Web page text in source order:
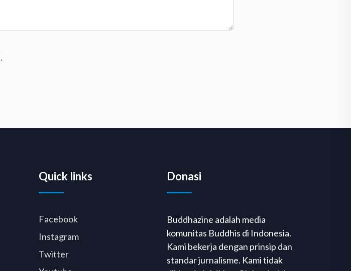
Quick links
Facebook
Instagram
Twitter
Donasi
Buddhazine adalah media
komunitas Buddhis di Indonesia.
Kami bekerja dengan prinsip dan
standar jurnalisme. Kami tidak